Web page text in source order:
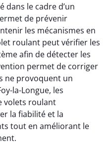
dans le cadre d’un
de prévenir
les mécanismes en
roulant peut vérifier les
afin de détecter les
permet de corriger
ne provoquent un
la-Longue, les
volets roulant
la fiabilité et la
tout en améliorant le